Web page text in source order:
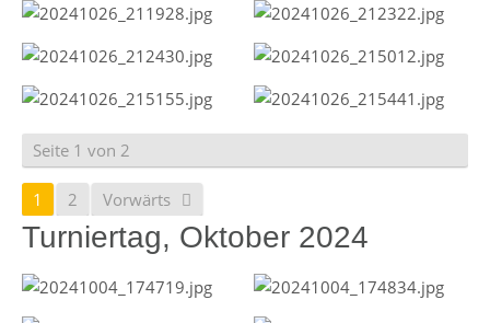
Seite 1 von 2
1 2 Vorwärts
Turniertag, Oktober 2024